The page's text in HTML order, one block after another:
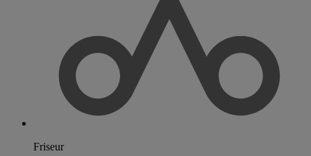
Friseur